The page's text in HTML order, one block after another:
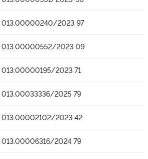
013.00000240/2023 97
013.00000552/2023 09
013.00000195/2023 71
013.00033336/2025 79
013.00002102/2023 42
013.00006316/2024 79